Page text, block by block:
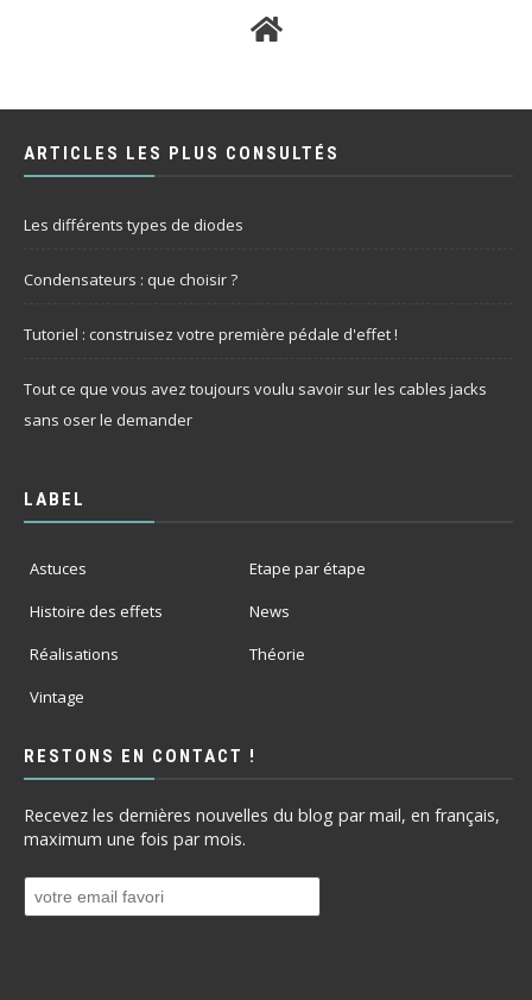
ARTICLES LES PLUS CONSULTÉS
Les différents types de diodes
Condensateurs : que choisir ?
Tutoriel : construisez votre première pédale d'effet !
Tout ce que vous avez toujours voulu savoir sur les cables jacks
sans oser le demander
LABEL
Astuces
Etape par étape
Histoire des effets
News
Réalisations
Théorie
Vintage
RESTONS EN CONTACT !
Recevez les dernières nouvelles du blog par mail, en français,
maximum une fois par mois.